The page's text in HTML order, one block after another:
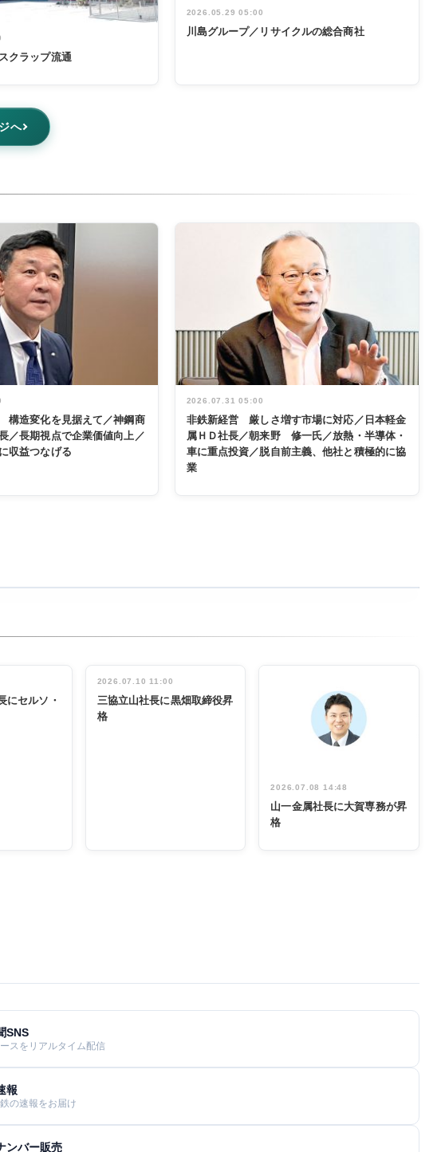
クラップ流通
2026.05.29 05:00
川島グループ／リサイクルの総合商社
へ
構造変化を見据えて／神鋼商
／長期視点で企業価値向上／
収益つなげる
2026.07.31 05:00
非鉄新経営 厳しさ増す市場に対応／日本軽金
属ＨＤ社長／朝来野 修一氏／放熱・半導体・
車に重点投資／脱自前主義、他社と積極的に協
業
にセルソ・
2026.07.10 11:00
三協立山社長に黒畑取締役昇
格
2026.07.08 14:48
山一金属社長に大賀専務が昇
格
SNS
スをリアルタイム配信
報
の速報をお届け
ンバー販売